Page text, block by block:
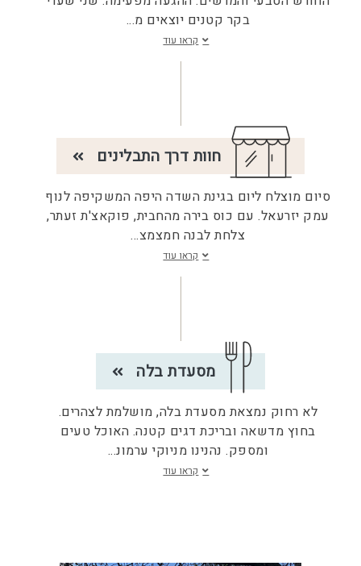
בקר קטנים יוצאים מ...
קראו עוד
חוות דרך התבלינים
סיום מוצלח ליום בגינת השדה היפה המשקיפה לנוף
עמק יזרעאל. עם כוס בירה מהחבית, פוקאצ'ת זעתר,
צלחת לבנה חמצמצ...
קראו עוד
מסעדת בלה
לא רחוק נמצאת מסעדת בלה, מושלמת לצהרים.
בחוץ מדשאה ובריכת דגים קטנה. האוכל טעים
ומספק. נהנינו מניוקי ערמונ...
קראו עוד